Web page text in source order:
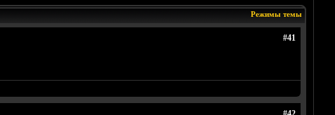
Режимы темы
#41